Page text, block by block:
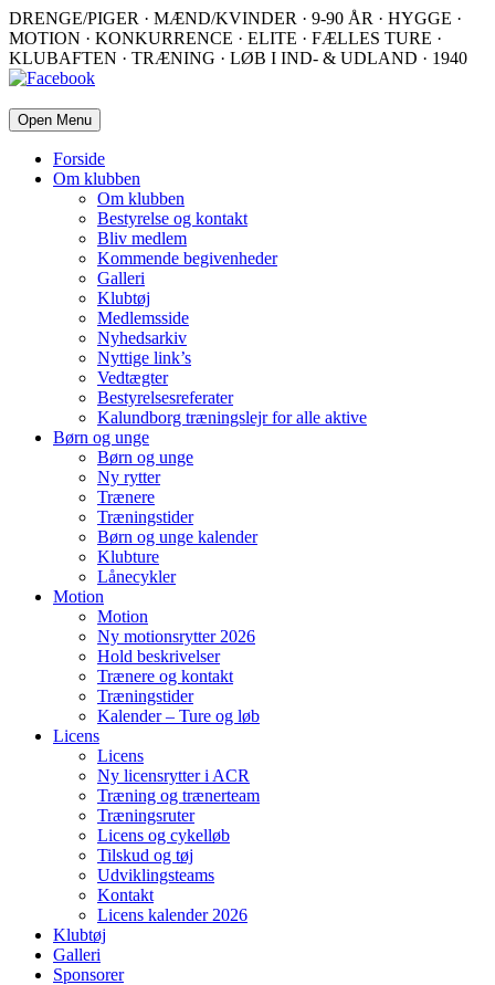
DRENGE/PIGER · MÆND/KVINDER · 9-90 ÅR · HYGGE ·
MOTION · KONKURRENCE · ELITE · FÆLLES TURE ·
KLUBAFTEN · TRÆNING · LØB I IND- & UDLAND · 1940
Open Menu
Forside
Om klubben
Om klubben
Bestyrelse og kontakt
Bliv medlem
Kommende begivenheder
Galleri
Klubtøj
Medlemsside
Nyhedsarkiv
Nyttige link’s
Vedtægter
Bestyrelsesreferater
Kalundborg træningslejr for alle aktive
Børn og unge
Børn og unge
Ny rytter
Trænere
Træningstider
Børn og unge kalender
Klubture
Lånecykler
Motion
Motion
Ny motionsrytter 2026
Hold beskrivelser
Trænere og kontakt
Træningstider
Kalender – Ture og løb
Licens
Licens
Ny licensrytter i ACR
Træning og trænerteam
Træningsruter
Licens og cykelløb
Tilskud og tøj
Udviklingsteams
Kontakt
Licens kalender 2026
Klubtøj
Galleri
Sponsorer